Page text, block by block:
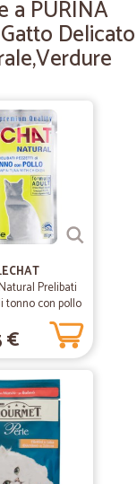
09/04/2019
a PURINA
Delicato
Prelibati
tonno con pollo
€